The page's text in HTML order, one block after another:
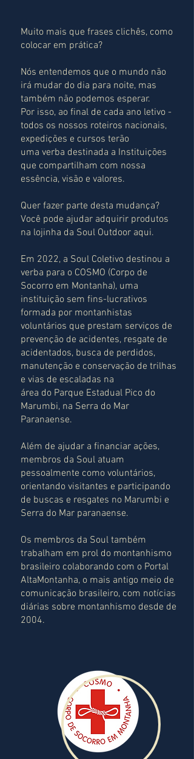
Muito mais que frases clichês, como
colocar em prática?
Nós entendemos que o mundo não
irá mudar do dia para noite, mas
também não podemos esperar.
Por isso, ao final de cada ano letivo -
todos os nossos roteiros nacionais,
expedições e cursos terão
uma verba destinada a Instituições
que compartilham com nossa
essência, visão e valores.
Quer fazer parte desta mudança?
Você pode ajudar adquirir produtos
na lojinha da Soul Outdoor aqui.
Em 2022, a Soul Coletivo destinou a
verba para o COSMO (Corpo de
Socorro em Montanha), uma
instituição sem fins-lucrativos
formada por montanhistas
voluntários que prestam serviços de
prevenção de acidentes, resgate de
acidentados, busca de perdidos,
manutenção e conservação de trilhas
e vias de escaladas na
área do Parque Estadual Pico do
Marumbi, na Serra do Mar
Paranaense.
Além de ajudar a financiar ações,
membros da Soul atuam
pessoalmente como voluntários,
orientando visitantes e participando
de buscas e resgates no Marumbi e
Serra do Mar paranaense.
Os membros da Soul também
trabalham em prol do montanhismo
brasileiro colaborando com o Portal
AltaMontanha, o mais antigo meio de
comunicação brasileiro, com notícias
diárias sobre montanhismo desde de
2004.